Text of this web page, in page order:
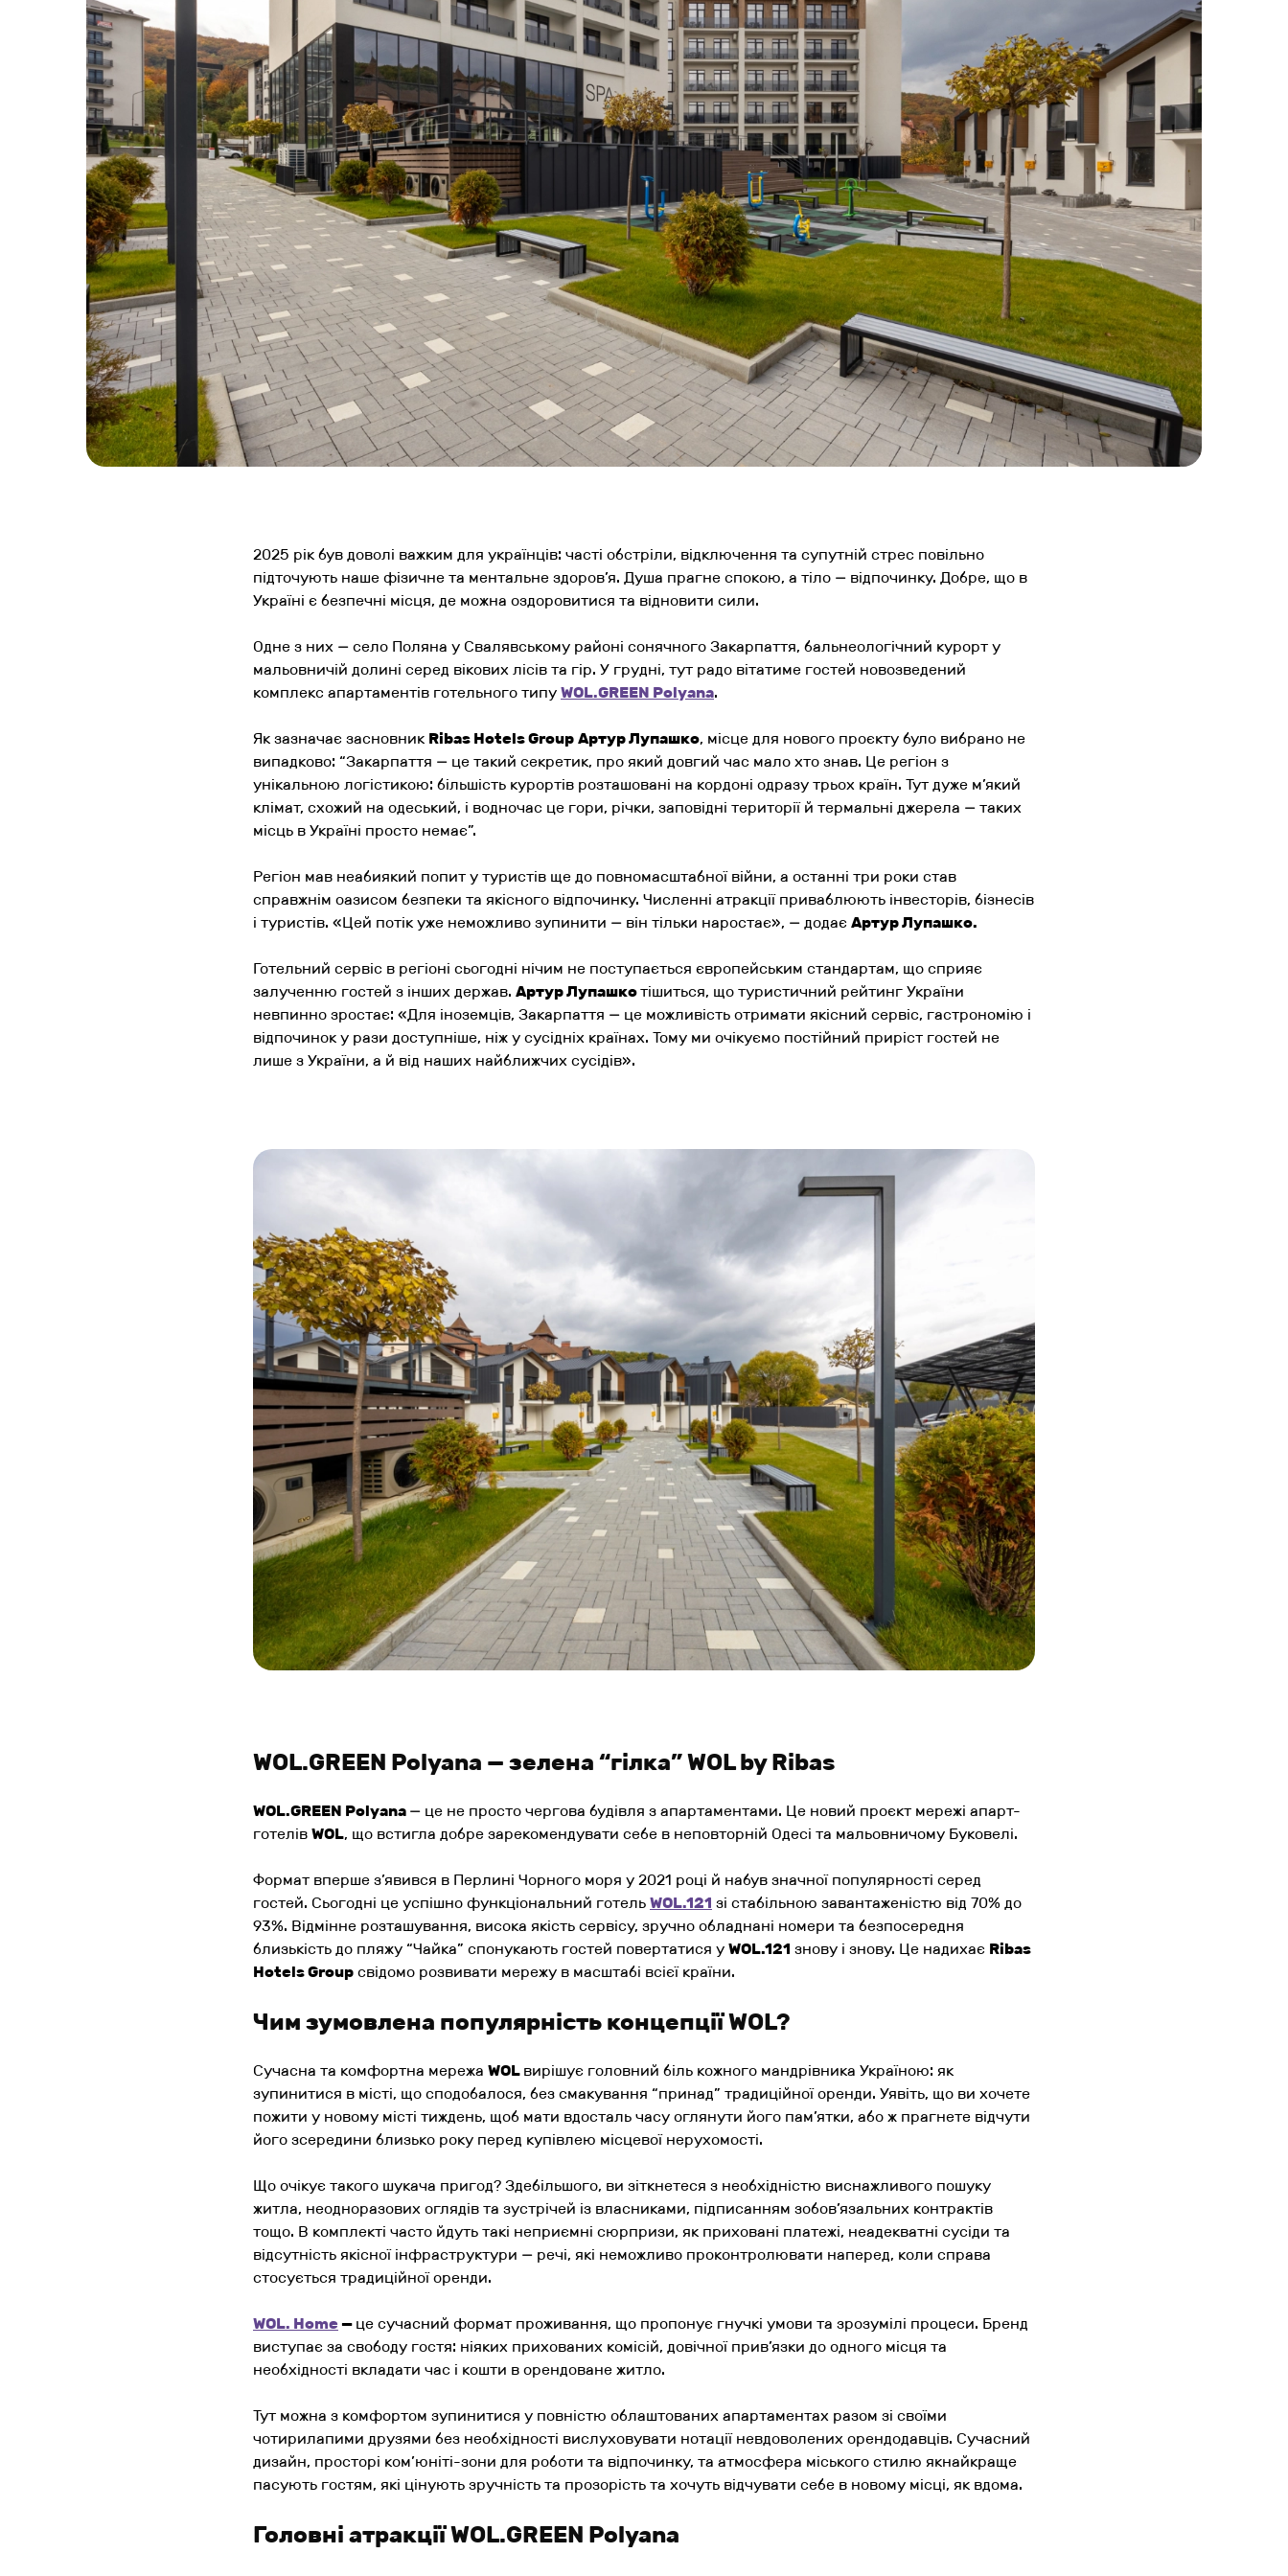
2025 рік був доволі важким для українців: часті обстріли, відключення та супутній стрес повільно
підточують наше фізичне та ментальне здоров’я. Душа прагне спокою, а тіло — відпочинку. Добре, що в
Україні є безпечні місця, де можна оздоровитися та відновити сили.
Одне з них — село Поляна у Свалявському районі сонячного Закарпаття, бальнеологічний курорт у
мальовничій долині серед вікових лісів та гір. У грудні, тут радо вітатиме гостей новозведений
комплекс апартаментів готельного типу WOL.GREEN Polyana.
Як зазначає засновник Ribas Hotels Group Артур Лупашко, місце для нового проєкту було вибрано не
випадково: “Закарпаття — це такий секретик, про який довгий час мало хто знав. Це регіон з
унікальною логістикою: більшість курортів розташовані на кордоні одразу трьох країн. Тут дуже м’який
клімат, схожий на одеський, і водночас це гори, річки, заповідні території й термальні джерела — таких
місць в Україні просто немає”.
Регіон мав неабиякий попит у туристів ще до повномасштабної війни, а останні три роки став
справжнім оазисом безпеки та якісного відпочинку. Численні атракції приваблюють інвесторів, бізнесів
і туристів. «Цей потік уже неможливо зупинити — він тільки наростає», — додає Артур Лупашко.
Готельний сервіс в регіоні сьогодні нічим не поступається європейським стандартам, що сприяє
залученню гостей з інших держав. Артур Лупашкотішиться, що туристичний рейтинг України
невпинно зростає: «Для іноземців, Закарпаття — це можливість отримати якісний сервіс, гастрономію і
відпочинок у рази доступніше, ніж у сусідніх країнах. Тому ми очікуємо постійний приріст гостей не
лише з України, а й від наших найближчих сусідів».
WOL.GREEN Polyana — зелена “гілка” WOL by Ribas
WOL.GREEN Polyana — це не просто чергова будівля з апартаментами. Це новий проєкт мережі апарт-
готелів WOL, що встигла добре зарекомендувати себе в неповторній Одесі та мальовничому Буковелі.
Формат вперше з’явився в Перлині Чорного моря у 2021 році й набув значної популярності серед
гостей. Сьогодні це успішно функціональний готель WOL.121 зі стабільною завантаженістю від 70% до
93%. Відмінне розташування, висока якість сервісу, зручно обладнані номери та безпосередня
близькість до пляжу “Чайка” спонукають гостей повертатися у WOL.121 знову і знову. Це надихає Ribas
Hotels Group свідомо розвивати мережу в масштабі всієї країни.
Чим зумовлена популярність концепції WOL?
Сучасна та комфортна мережа WOL вирішує головний біль кожного мандрівника Україною: як
зупинитися в місті, що сподобалося, без смакування “принад” традиційної оренди. Уявіть, що ви хочете
пожити у новому місті тиждень, щоб мати вдосталь часу оглянути його пам’ятки, або ж прагнете відчути
його зсередини близько року перед купівлею місцевої нерухомості.
Що очікує такого шукача пригод? Здебільшого, ви зіткнетеся з необхідністю виснажливого пошуку
житла, неодноразових оглядів та зустрічей із власниками, підписанням зобов’язальних контрактів
тощо. В комплекті часто йдуть такі неприємні сюрпризи, як приховані платежі, неадекватні сусіди та
відсутність якісної інфраструктури — речі, які неможливо проконтролювати наперед, коли справа
стосується традиційної оренди.
WOL. Home— це сучасний формат проживання, що пропонує гнучкі умови та зрозумілі процеси. Бренд
виступає за свободу гостя: ніяких прихованих комісій, довічної прив’язки до одного місця та
необхідності вкладати час і кошти в орендоване житло.
Тут можна з комфортом зупинитися у повністю облаштованих апартаментах разом зі своїми
чотирилапими друзями без необхідності вислуховувати нотації невдоволених орендодавців. Сучасний
дизайн, просторі ком’юніті-зони для роботи та відпочинку, та атмосфера міського стилю якнайкраще
пасують гостям, які цінують зручність та прозорість та хочуть відчувати себе в новому місці, як вдома.
Головні атракції WOL.GREEN Polyana